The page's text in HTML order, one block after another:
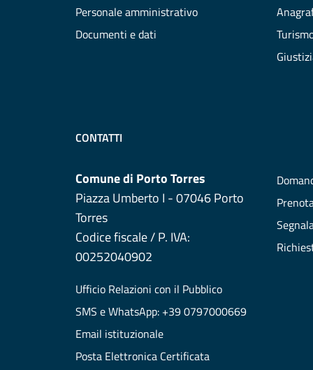
Personale amministrativo
Documenti e dati
CONTATTI
Comune di Porto Torres
Piazza Umberto I - 07046 Porto
Torres
Codice fiscale / P. IVA:
00252040902
Ufficio Relazioni con il Pubblico
SMS e WhatsApp: +39 0797000669
Email istituzionale
Posta Elettronica Certificata